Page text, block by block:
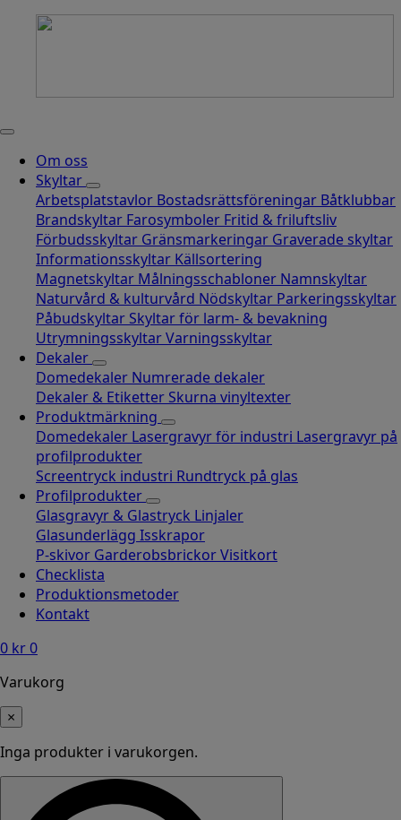
Om oss
Skyltar
Arbetsplatstavlor Bostadsrättsföreningar Båtklubbar
Brandskyltar Farosymboler Fritid & friluftsliv
Förbudsskyltar Gränsmarkeringar Graverade skyltar
Informationsskyltar Källsortering
Magnetskyltar Målningsschabloner Namnskyltar
Naturvård & kulturvård Nödskyltar Parkeringsskyltar
Påbudskyltar Skyltar för larm- & bevakning
UtrymningsskyltarVarningsskyltar
Dekaler
Domedekaler Numrerade dekaler
Dekaler & Etiketter Skurna vinyltexter
Produktmärkning
Domedekaler Lasergravyr för industri Lasergravyr på
profilprodukter
Screentryck industri Rundtryck på glas
Profilprodukter
Glasgravyr & Glastryck Linjaler
Glasunderlägg Isskrapor
P-skivor GarderobsbrickorVisitkort
Checklista
Produktionsmetoder
Kontakt
0 kr0
Varukorg
×
Inga produkter i varukorgen.